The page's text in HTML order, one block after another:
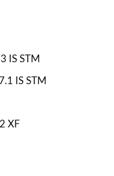
IS STM
IS STM
XF